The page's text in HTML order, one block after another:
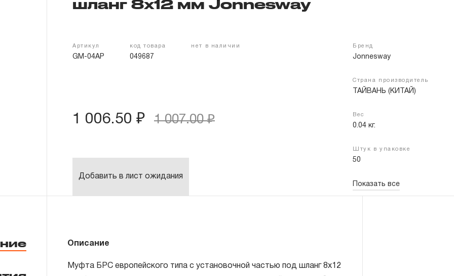
шланг 8х12 мм Jonnesway
Артикул
GM-04AP
код товара
049687
нет в наличии Бренд
Jonnesway
Страна производитель
ТАЙВАНЬ (КИТАЙ)
Вес
0.04 кг.
Штук в упаковке
50
Показать все
1 006.50 ₽ 1 007.00 ₽
Добавить в лист ожидания
Описание
Муфта БРС европейского типа с установочной частью под шланг 8х12